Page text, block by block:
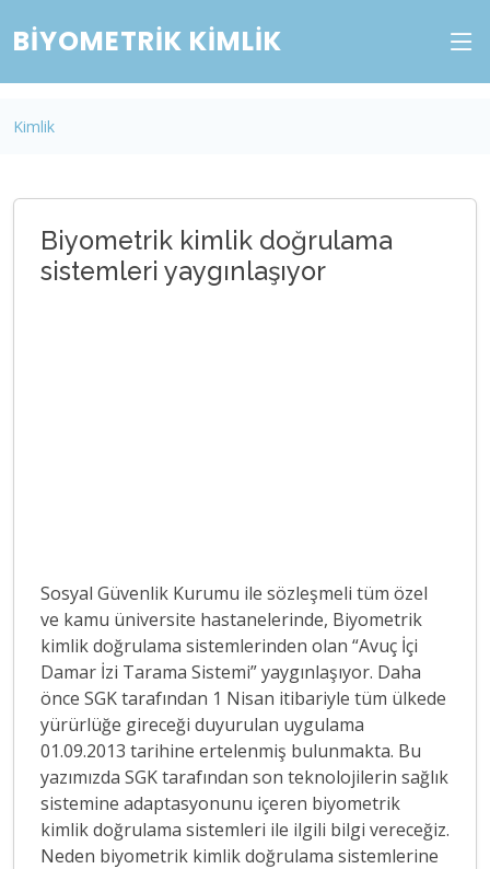
BIYOMETRIK KIMLIK
Kimlik
Biyometrik kimlik doğrulama
sistemleri yaygınlaşıyor
Sosyal Güvenlik Kurumu ile sözleşmeli tüm özel
ve kamu üniversite hastanelerinde, Biyometrik
kimlik doğrulama sistemlerinden olan “Avuç İçi
Damar İzi Tarama Sistemi” yaygınlaşıyor. Daha
önce SGK tarafından 1 Nisan itibariyle tüm ülkede
yürürlüğe gireceği duyurulan uygulama
01.09.2013 tarihine ertelenmiş bulunmakta. Bu
yazımızda SGK tarafından son teknolojilerin sağlık
sistemine adaptasyonunu içeren biyometrik
kimlik doğrulama sistemleri ile ilgili bilgi vereceğiz.
Neden biyometrik kimlik doğrulama sistemlerine